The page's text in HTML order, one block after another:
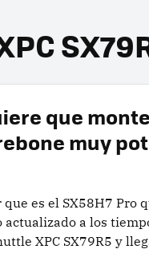
que
muy
es el SX58H7 Pro
actualizado a los
XPC SX79R5 y